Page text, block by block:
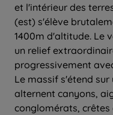
et l'intérieur des
(est) s'élève
1400m d'altitude. Le
un relief
progressivement
Le massif s'étend sur
alternent canyons,
conglomérats,